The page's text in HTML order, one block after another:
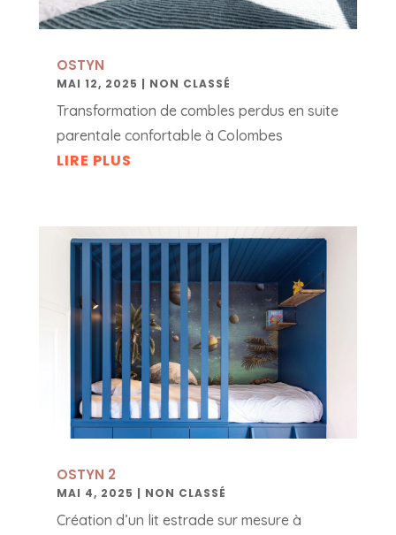
OSTYN
MAI 12, 2025 | NON CLASSÉ
Transformation de combles perdus en suite
parentale confortable à Colombes
LIRE PLUS
OSTYN 2
MAI 4, 2025 | NON CLASSÉ
Création d’un lit estrade sur mesure à